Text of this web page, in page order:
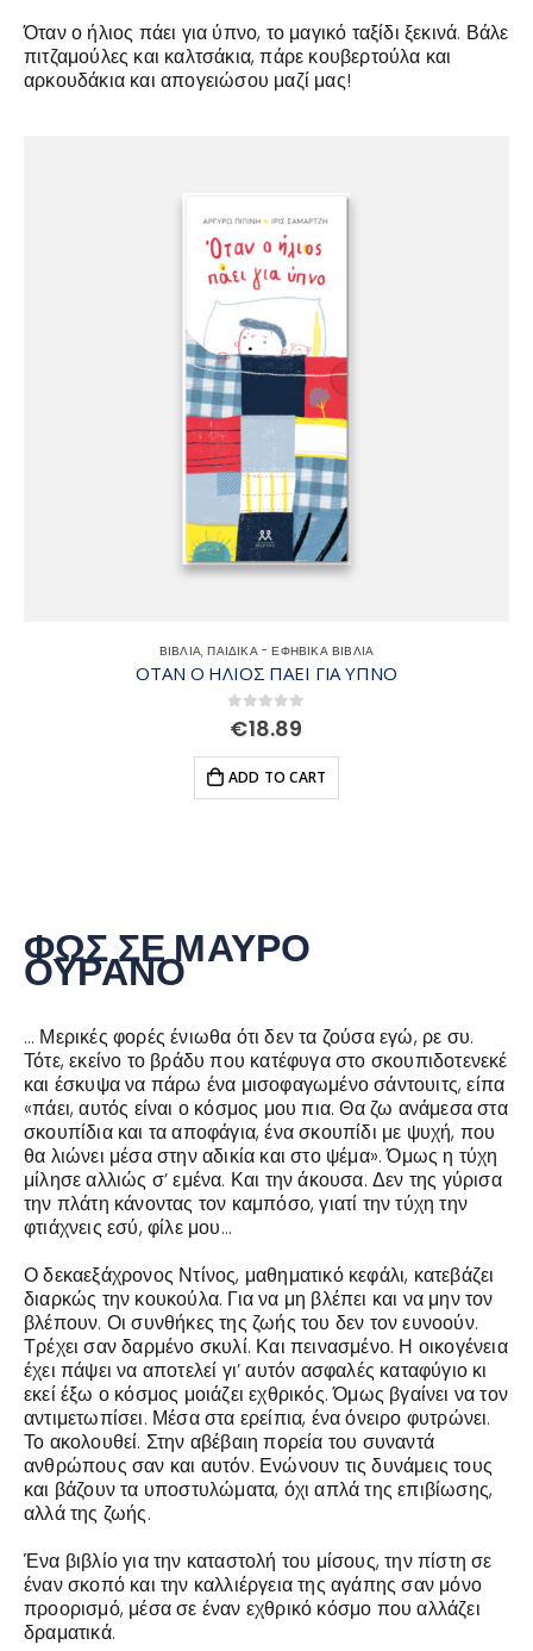
Όταν ο ήλιος πάει για ύπνο, το μαγικό ταξίδι ξεκινά. Βάλε
πιτζαμούλες και καλτσάκια, πάρε κουβερτούλα και
αρκουδάκια και απογειώσου μαζί μας!
ΒΙΒΛΙΑ,ΠΑΙΔΙΚΑ - ΕΦΗΒΙΚΑ ΒΙΒΛΙΑ
ΟΤΑΝ Ο ΗΛΙΟΣ ΠΑΕΙ ΓΙΑ ΥΠΝΟ
out of 5
€18.89
ADD TO CART
ΦΩΣ ΣΕ ΜΑΥΡΟ
ΟΥΡΑΝΟ
… Μερικές φορές ένιωθα ότι δεν τα ζούσα εγώ, ρε συ.
Τότε, εκείνο το βράδυ που κατέφυγα στο σκουπιδοτενεκέ
και έσκυψα να πάρω ένα μισοφαγωμένο σάντουιτς, είπα
«πάει, αυτός είναι ο κόσμος μου πια. Θα ζω ανάμεσα στα
σκουπίδια και τα αποφάγια, ένα σκουπίδι με ψυχή, που
θα λιώνει μέσα στην αδικία και στο ψέμα». Όμως η τύχη
μίλησε αλλιώς σ’ εμένα. Και την άκουσα. Δεν της γύρισα
την πλάτη κάνοντας τον καμπόσο, γιατί την τύχη την
φτιάχνεις εσύ, φίλε μου…
Ο δεκαεξάχρονος Ντίνος, μαθηματικό κεφάλι, κατεβάζει
διαρκώς την κουκούλα. Για να μη βλέπει και να μην τον
βλέπουν. Οι συνθήκες της ζωής του δεν τον ευνοούν.
Τρέχει σαν δαρμένο σκυλί. Και πεινασμένο. Η οικογένεια
έχει πάψει να αποτελεί γι’ αυτόν ασφαλές καταφύγιο κι
εκεί έξω ο κόσμος μοιάζει εχθρικός. Όμως βγαίνει να τον
αντιμετωπίσει. Μέσα στα ερείπια, ένα όνειρο φυτρώνει.
Το ακολουθεί. Στην αβέβαιη πορεία του συναντά
ανθρώπους σαν και αυτόν. Ενώνουν τις δυνάμεις τους
και βάζουν τα υποστυλώματα, όχι απλά της επιβίωσης,
αλλά της ζωής.
Ένα βιβλίο για την καταστολή του μίσους, την πίστη σε
έναν σκοπό και την καλλιέργεια της αγάπης σαν μόνο
προορισμό, μέσα σε έναν εχθρικό κόσμο που αλλάζει
δραματικά.